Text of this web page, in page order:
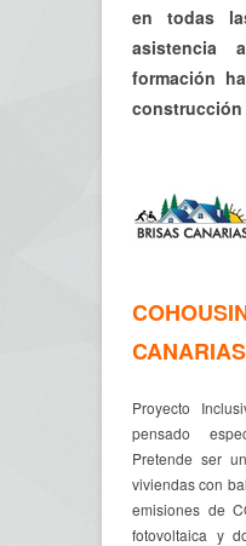
en todas
asistencia
formación
CANARIAS
Proyecto
pensado
Pretende ser
viviendas con
emisiones de
fotovoltaica y